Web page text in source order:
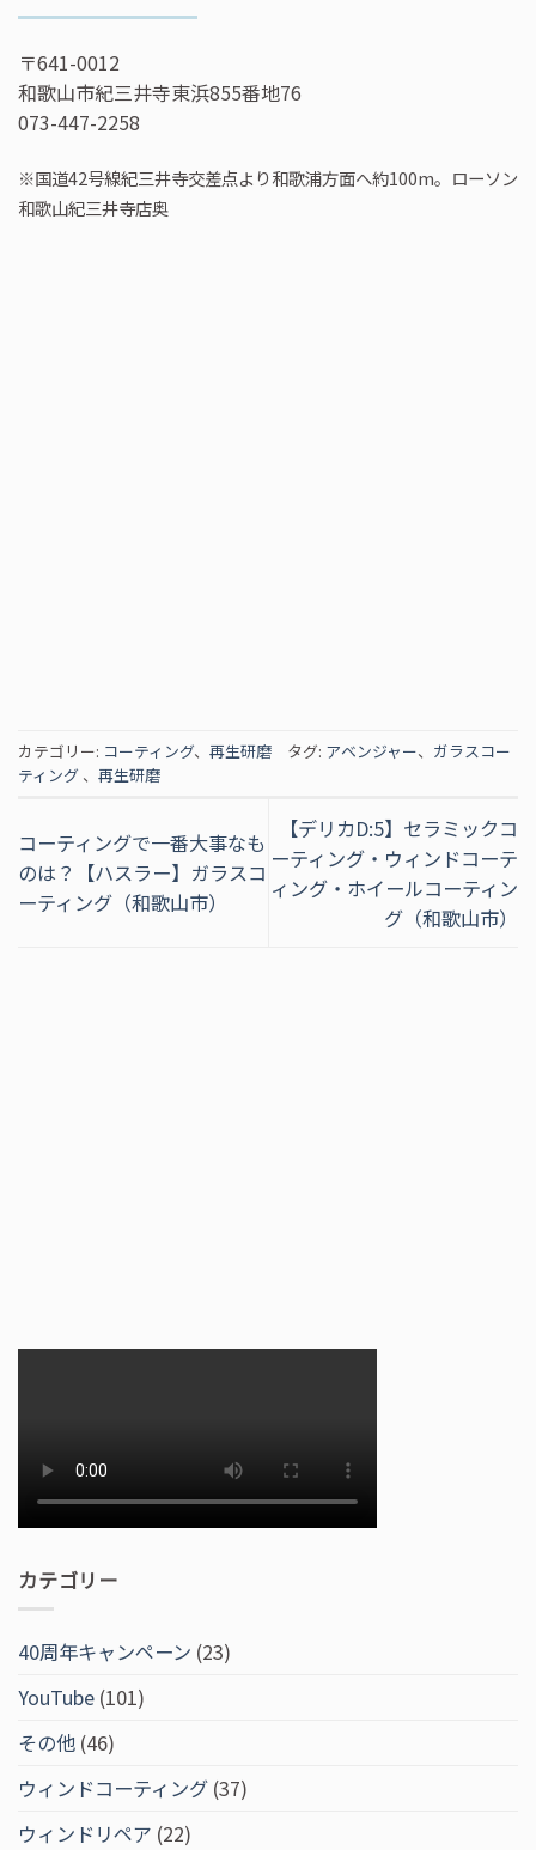
〒641-0012
和歌山市紀三井寺東浜855番地76
073-447-2258
※国道42号線紀三井寺交差点より和歌浦方面へ約100m。ローソン
和歌山紀三井寺店奥
カテゴリー: コーティング、 再生研磨 タグ: アベンジャー、 ガラスコー
ティング 、 再生研磨
コーティングで一番大事なも
のは？【ハスラー】ガラスコ
ーティング（和歌山市）
【デリカD:5】セラミックコ
ーティング・ウィンドコーテ
ィング・ホイールコーティン
グ（和歌山市）
カテゴリー
40周年キャンペーン (23)
YouTube (101)
その他 (46)
ウィンドコーティング (37)
ウィンドリペア (22)